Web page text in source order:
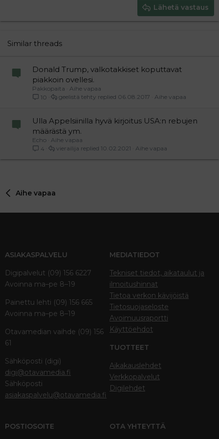
26
Lähetä vastaus
Similar threads
Donald Trump, valkotakkiset koputtavat
piakkoin ovellesi.
Pakkopaita
Aihe vapaa
10
Aihe vapaa
06.08.2017
geelistä tehty
Ulla Appelsiinilla hyvä kirjoitus USA:n rebujen
määrästä ym.
Echo
Aihe vapaa
4
Aihe vapaa
10.02.2021
vierailija
Aihe vapaa
ASIAKASPALVELU
Digipalvelut (09) 156 6227
Avoinna ma–pe 8–19
Painettu lehti (09) 156 665
Avoinna ma–pe 8–19
Otavamedian vaihde (09) 156
61
Sähköposti (digi)
digi@otavamedia.fi
Sähköposti
asiakaspalvelu@otavamedia.fi
MEDIATIEDOT
Tekniset tiedot, aikataulut ja
ilmoitushinnat
Tietoa verkon kävijöistä
Tietosuojaseloste
Avoimuusraportti
Käyttöehdot
TUOTTEET
Aikakauslehdet
Verkkopalvelut
Digilehdet
POSTIOSOITE OTA YHTEYTTÄ